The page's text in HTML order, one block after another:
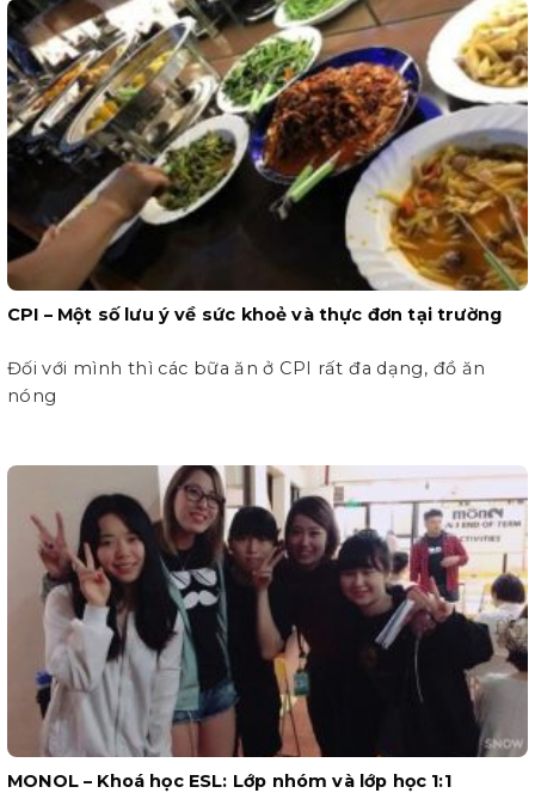
CPI – Một số lưu ý về sức khoẻ và thực đơn tại trường
Đối với mình thì các bữa ăn ở CPI rất đa dạng, đồ ăn
nóng
MONOL – Khoá học ESL: Lớp nhóm và lớp học 1:1